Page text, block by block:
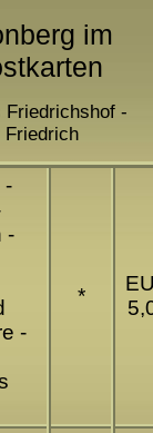
im
Friedrichshof -
Friedrich
-
-
-
*